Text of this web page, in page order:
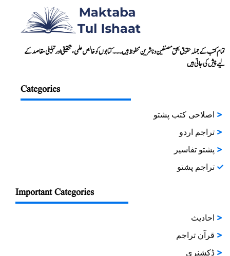
تمام کتب کے جملہ حقوق بحق مصنفین و ناشرین محفوظ ہیں۔۔۔ کتابوں کو خالص علمی، تحقیقی اور تبلیغی مقاصد کے
لیے پیش کی جاتی ہیں
Categories
اصلاحی کتب پشتو
تراجم اردو
پشتو تفاسیر
تراجم پشتو
Important Categories
احادیث
قرآن تراجم
ڈکشنری